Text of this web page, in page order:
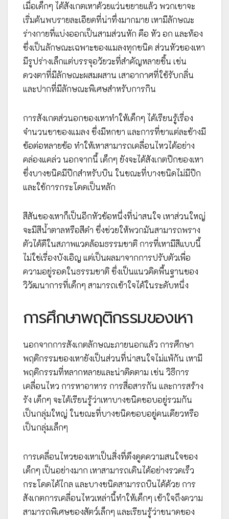
เมื่อเด็กๆ ได้สังเกตเหาด้วยแว่นขยายแล้ว พวกเขาจะ
เริ่มค้นพบรายละเอียดที่น่าทึ่งมากมาย เหามีลักษณะ
ร่างกายที่แบ่งออกเป็นสามส่วนหัก คือ หัว อก และท้อง
ซึ่งเป็นลักษณะเฉพาะของแมลงทุกชนิด ส่วนหัวของเหา
มีรูปร่างเล็กแต่บรรจุอวัยวะที่สำคัญหลายชิ้น เช่น
ดวงตาที่มีลักษณะผสมผสาน เสาอากาศที่ใช้รับกลิ่น
และปากที่มีลักษณะพิเศษสำหรับการกิน
การสังเกตส่วนอกของเหาทำให้เด็กๆ ได้เรียนรู้เรื่อง
จำนวนขาของแมลง ซึ่งมีหกขา และการที่ขาแต่ละข้างมี
ข้อต่อหลายข้อ ทำให้เหาสามารถเคลื่อนไหวได้อย่าง
คล่องแคล่ว นอกจากนี้ เด็กๆ ยังจะได้สังเกตปีกของเหา
ซึ่งบางชนิดมีปีกสำหรับบิน ในขณะที่บางชนิดไม่มีปีก
และใช้การกระโดดเป็นหลัก
สีสันของเหาก็เป็นอีกหัวข้อหนึ่งที่น่าสนใจ เหาส่วนใหญ่
จะมีสีน้ำตาลหรือสีดำ ซึ่งช่วยให้พวกมันสามารถพราง
ตัวได้ดีในสภาพแวดล้อมธรรมชาติ การที่เหามีสีแบบนี้
ไม่ใช่เรื่องบังเอิญ แต่เป็นผลมาจากการปรับตัวเพื่อ
ความอยู่รอดในธรรมชาติ ซึ่งเป็นแนวคิดพื้นฐานของ
วิวัฒนาการที่เด็กๆ สามารถเข้าใจได้ในระดับหนึ่ง
การศึกษาพฤติกรรมของเหา
นอกจากการสังเกตลักษณะภายนอกแล้ว การศึกษา
พฤติกรรมของเหายังเป็นส่วนที่น่าสนใจไม่แพ้กัน เหามี
พฤติกรรมที่หลากหลายและน่าติดตาม เช่น วิธีการ
เคลื่อนไหว การหาอาหาร การสื่อสารกัน และการสร้าง
รัง เด็กๆ จะได้เรียนรู้ว่าเหาบางชนิดชอบอยู่รวมกัน
เป็นกลุ่มใหญ่ ในขณะที่บางชนิดชอบอยู่คนเดียวหรือ
เป็นกลุ่มเล็กๆ
การเคลื่อนไหวของเหาเป็นสิ่งที่ดึงดูดความสนใจของ
เด็กๆ เป็นอย่างมาก เหาสามารถเดินได้อย่างรวดเร็ว
กระโดดได้ไกล และบางชนิดสามารถบินได้ด้วย การ
สังเกตการเคลื่อนไหวเหล่านี้ทำให้เด็กๆ เข้าใจถึงความ
สามารถพิเศษของสัตว์เล็กๆ และเรียนรู้ว่าขนาดของ